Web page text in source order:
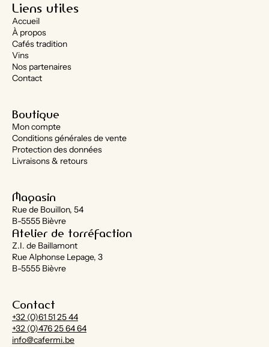
Liens utiles
Accueil
À propos
Cafés tradition
Vins
Nos partenaires
Contact
Boutique
Mon compte
Conditions générales de vente
Protection des données
Livraisons & retours
Magasin
Rue de Bouillon, 54
B-5555 Bièvre
Atelier de torréfaction
Z.I. de Baillamont
Rue Alphonse Lepage, 3
B-5555 Bièvre
Contact
+32 (0)61 51 25 44
+32 (0)476 25 64 64
info@cafermi.be